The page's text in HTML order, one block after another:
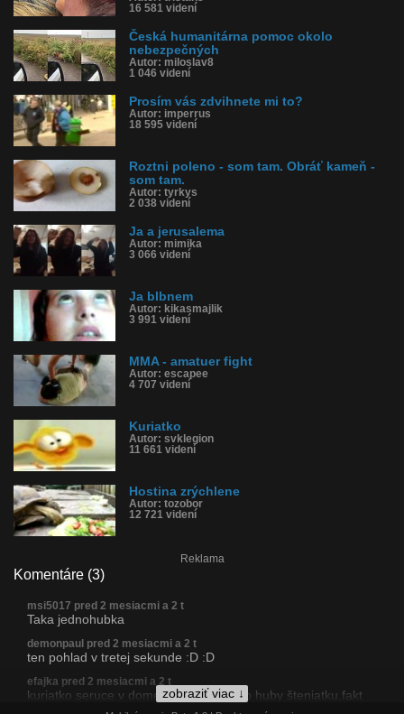
16 581 videní
Česká humanitárna pomoc okolo
nebezpečných
Autor: miloslav8
1 046 videní
Prosím vás zdvihnete mi to?
Autor: imperrus
18 595 videní
Roztni poleno - som tam. Obráť kameň -
som tam.
Autor: tyrkys
2 038 videní
Ja a jerusalema
Autor: mimika
3 066 videní
Ja blbnem
Autor: kikasmajlik
3 991 videní
MMA - amatuer fight
Autor: escapee
4 707 videní
Kuriatko
Autor: svklegion
11 661 videní
Hostina zrýchlene
Autor: tozobor
12 721 videní
Reklama
Komentáre (3)
zobraziť viac ↓
msi5017 pred 2 mesiacmi a 2 t
Taka jednohubka
demonpaul pred 2 mesiacmi a 2 t
ten pohlad v tretej sekunde :D :D
efajka pred 2 mesiacmi a 2 t
kuriatko seruce v dome nasilu vlezie do huby šteniatku,fakt
invazivne a može za to pes?to je ako v europe,naseru sa sem